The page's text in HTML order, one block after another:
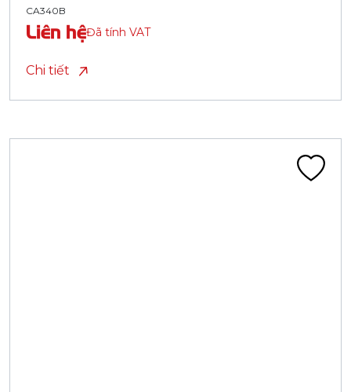
CA340B
Liên hệĐã tính VAT
Chi tiết